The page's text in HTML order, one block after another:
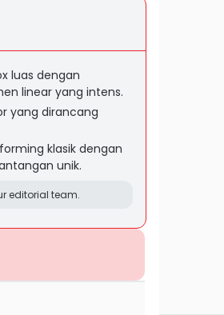
luas dengan
linear yang intens.
yang dirancang
klasik dengan
unik.
editorial team.